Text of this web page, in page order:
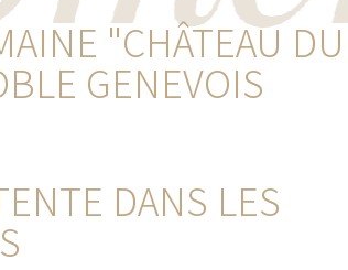
"CHÂTEAU
GENEVOIS
DANS LES